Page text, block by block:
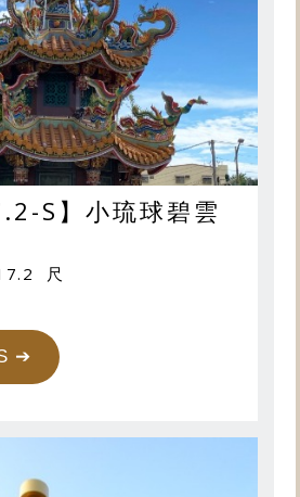
S】小琉球碧雲
尺
➔